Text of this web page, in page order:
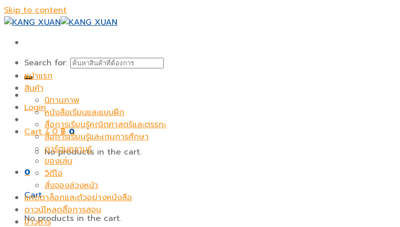
Skip to content
Search for:
Login
Cart /0฿ 0
No products in the cart.
0
Cart
No products in the cart.
หน้าแรก
สินค้า
นิทานภาพ
หนังสือเรียนและแบบฝึก
สื่อการเรียนรู้คณิตศาสตร์และตรรกะ
สื่อการเรียนรู้และเกมการศึกษา
การ์ตูนความรู้
ของเล่น
วิดีโอ
สั่งจองล่วงหน้า
แคตตาล็อกและตัวอย่างหนังสือ
ดาวน์โหลดสื่อการสอน
ข่าวสาร